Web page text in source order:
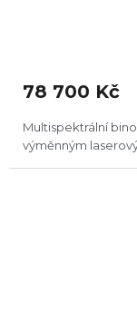
78 700 Kč
Multispektrální
výměnným